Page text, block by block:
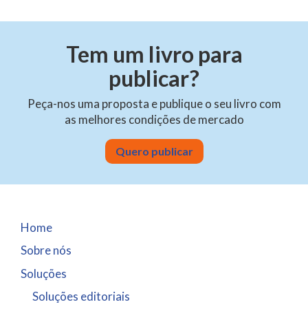
Tem um livro para
publicar?
Peça-nos uma proposta e publique o seu livro com
as melhores condições de mercado
Quero publicar
Home
Sobre nós
Soluções
Soluções editoriais